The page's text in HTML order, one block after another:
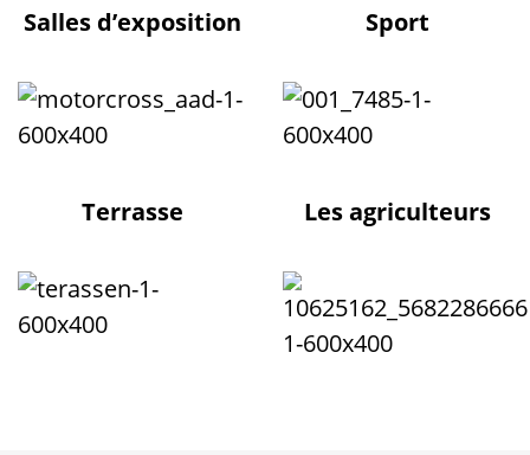
Salles d’exposition Sport
Terrasse Les agriculteurs